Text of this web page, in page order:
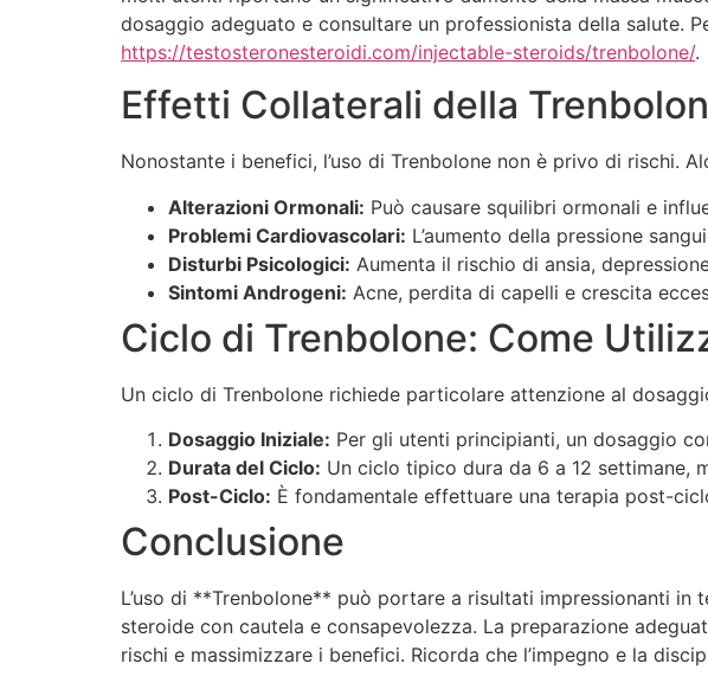
dosaggio adeguato e consultare un professionista della salute.
https://testosteronesteroidi.com/injectable-steroids/trenbolone/.
Effetti Collaterali della
Nonostante i benefici, l’uso di Trenbolone non è privo di rischi.
Alterazioni Ormonali: Può causare squilibri ormonali e
Problemi Cardiovascolari: L’aumento della pressione
Disturbi Psicologici: Aumenta il rischio di ansia,
Sintomi Androgeni: Acne, perdita di capelli e crescita
Ciclo di Trenbolone: Come
Un ciclo di Trenbolone richiede particolare attenzione al
Dosaggio Iniziale: Per gli utenti principianti, un dosaggio
Durata del Ciclo: Un ciclo tipico dura da 6 a 12 settimane,
Post-Ciclo: È fondamentale effettuare una terapia post-
Conclusione
L’uso di **Trenbolone** può portare a risultati impressionanti
steroide con cautela e consapevolezza. La preparazione
rischi e massimizzare i benefici. Ricorda che l’impegno e la